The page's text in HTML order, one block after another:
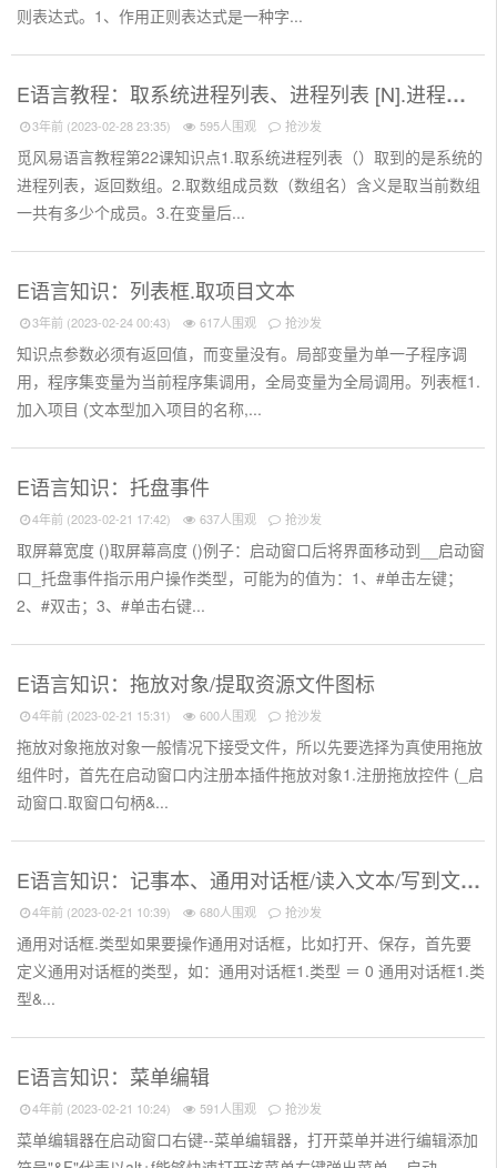
则表达式。1、作用正则表达式是一种字...
E语言教程：取系统进程列表、进程列表 [N].进程名称
3年前 (2023-02-28 23:35) 595人围观 抢沙发
觅风易语言教程第22课知识点1.取系统进程列表（）取到的是系统的
进程列表，返回数组。2.取数组成员数（数组名）含义是取当前数组
一共有多少个成员。3.在变量后...
E语言知识：列表框.取项目文本
3年前 (2023-02-24 00:43) 617人围观 抢沙发
知识点参数必须有返回值，而变量没有。局部变量为单一子程序调
用，程序集变量为当前程序集调用，全局变量为全局调用。列表框1.
加入项目 (文本型加入项目的名称,...
E语言知识：托盘事件
4年前 (2023-02-21 17:42) 637人围观 抢沙发
取屏幕宽度 ()取屏幕高度 ()例子：启动窗口后将界面移动到__启动窗
口_托盘事件指示用户操作类型，可能为的值为：1、#单击左键；
2、#双击；3、#单击右键...
E语言知识：拖放对象/提取资源文件图标
4年前 (2023-02-21 15:31) 600人围观 抢沙发
拖放对象拖放对象一般情况下接受文件，所以先要选择为真使用拖放
组件时，首先在启动窗口内注册本插件拖放对象1.注册拖放控件 (_启
动窗口.取窗口句柄&...
E语言知识：记事本、通用对话框/读入文本/写到文件
4年前 (2023-02-21 10:39) 680人围观 抢沙发
通用对话框.类型如果要操作通用对话框，比如打开、保存，首先要
定义通用对话框的类型，如：通用对话框1.类型 ＝ 0 通用对话框1.类
型&...
E语言知识：菜单编辑
4年前 (2023-02-21 10:24) 591人围观 抢沙发
菜单编辑器在启动窗口右键--菜单编辑器，打开菜单并进行编辑添加